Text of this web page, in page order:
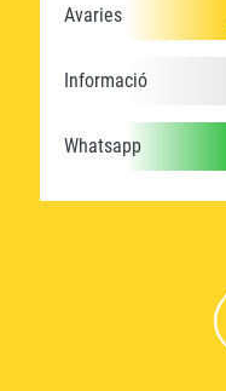
Avaries
Informació
Whatsapp